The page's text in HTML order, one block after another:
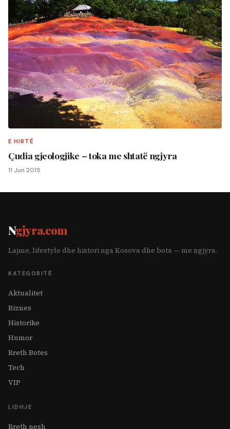
E HIRTË
Çudia gjeologjike – toka me shtatë ngjyra
11 Jun 2015
Ngjyra.com
Lajme, lifestyle dhe histori nga Kosova dhe bota — me ngjyra.
KATEGORITË
Aktualitet
Biznes
Historike
Humor
Rreth Botes
Tech
VIP
LIDHJE
Rreth nesh